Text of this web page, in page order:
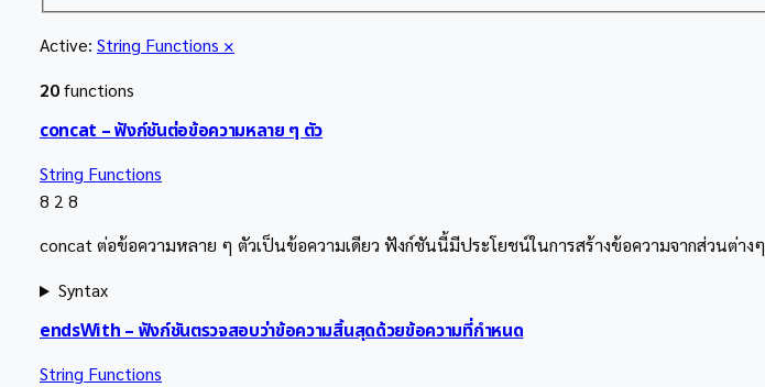
Active: String Functions ×
20functions
concat – ฟังก์ชันต่อข้อความหลาย ๆ ตัว
String Functions
8 2 8
concat ต่อข้อความหลาย ๆ ตัวเป็นข้อความเดียว ฟังก์ชันนี้มีประโยชน์ในการสร้างข้อความจากส่วนต่างๆ
Syntax
endsWith – ฟังก์ชันตรวจสอบว่าข้อความสิ้นสุดด้วยข้อความที่กำหนด
String Functions